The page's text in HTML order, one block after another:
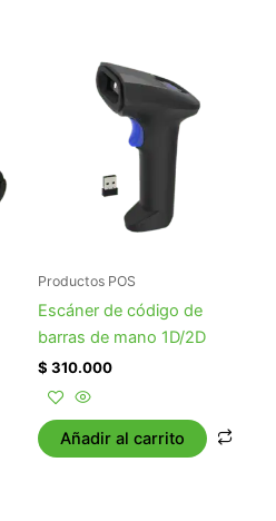
Productos POS
Escáner de código de
barras de mano 1D/2D
$ 310.000
Añadir al carrito